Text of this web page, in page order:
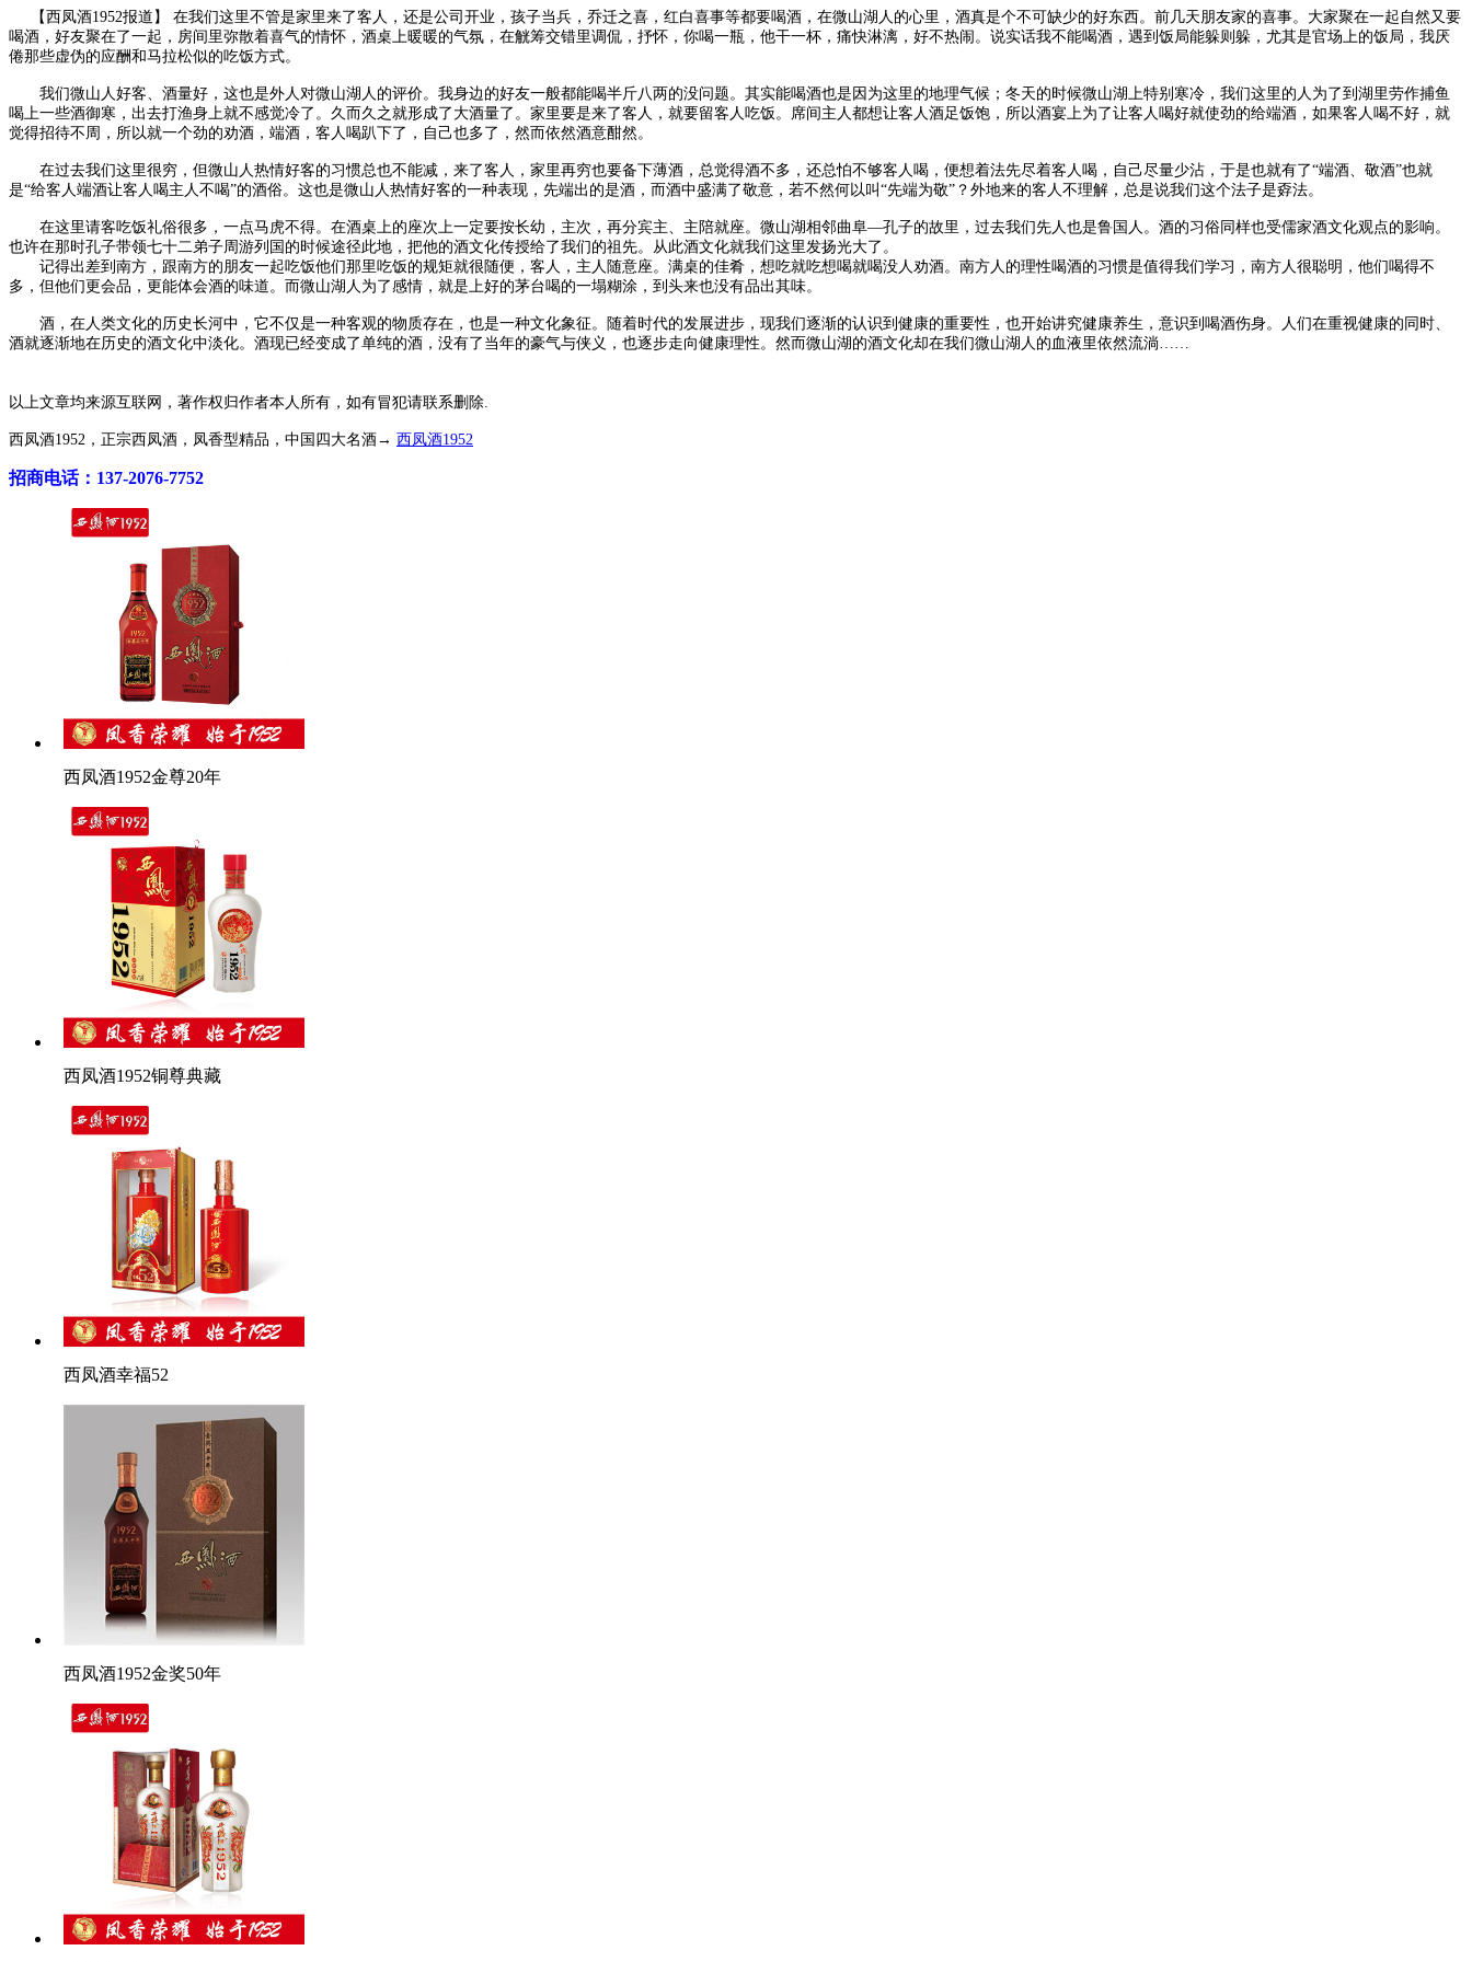
【西凤酒1952报道】 在我们这里不管是家里来了客人，还是公司开业，孩子当兵，乔迁之喜，红白喜事等都要喝酒，在微山湖人的心里，酒真是个不可缺少的好东西。前几天朋友家的喜事。大家聚在一起自然又要
喝酒，好友聚在了一起，房间里弥散着喜气的情怀，酒桌上暖暖的气氛，在觥筹交错里调侃，抒怀，你喝一瓶，他干一杯，痛快淋漓，好不热闹。说实话我不能喝酒，遇到饭局能躲则躲，尤其是官场上的饭局，我厌
倦那些虚伪的应酬和马拉松似的吃饭方式。
我们微山人好客、酒量好，这也是外人对微山湖人的评价。我身边的好友一般都能喝半斤八两的没问题。其实能喝酒也是因为这里的地理气候；冬天的时候微山湖上特别寒冷，我们这里的人为了到湖里劳作捕鱼
喝上一些酒御寒，出去打渔身上就不感觉冷了。久而久之就形成了大酒量了。家里要是来了客人，就要留客人吃饭。席间主人都想让客人酒足饭饱，所以酒宴上为了让客人喝好就使劲的给端酒，如果客人喝不好，就
觉得招待不周，所以就一个劲的劝酒，端酒，客人喝趴下了，自己也多了，然而依然酒意酣然。
在过去我们这里很穷，但微山人热情好客的习惯总也不能减，来了客人，家里再穷也要备下薄酒，总觉得酒不多，还总怕不够客人喝，便想着法先尽着客人喝，自己尽量少沾，于是也就有了“端酒、敬酒”也就
是“给客人端酒让客人喝主人不喝”的酒俗。这也是微山人热情好客的一种表现，先端出的是酒，而酒中盛满了敬意，若不然何以叫“先端为敬”？外地来的客人不理解，总是说我们这个法子是孬法。
在这里请客吃饭礼俗很多，一点马虎不得。在酒桌上的座次上一定要按长幼，主次，再分宾主、主陪就座。微山湖相邻曲阜—孔子的故里，过去我们先人也是鲁国人。酒的习俗同样也受儒家酒文化观点的影响。
也许在那时孔子带领七十二弟子周游列国的时候途径此地，把他的酒文化传授给了我们的祖先。从此酒文化就我们这里发扬光大了。
记得出差到南方，跟南方的朋友一起吃饭他们那里吃饭的规矩就很随便，客人，主人随意座。满桌的佳肴，想吃就吃想喝就喝没人劝酒。南方人的理性喝酒的习惯是值得我们学习，南方人很聪明，他们喝得不
多，但他们更会品，更能体会酒的味道。而微山湖人为了感情，就是上好的茅台喝的一塌糊涂，到头来也没有品出其味。
酒，在人类文化的历史长河中，它不仅是一种客观的物质存在，也是一种文化象征。随着时代的发展进步，现我们逐渐的认识到健康的重要性，也开始讲究健康养生，意识到喝酒伤身。人们在重视健康的同时、
酒就逐渐地在历史的酒文化中淡化。酒现已经变成了单纯的酒，没有了当年的豪气与侠义，也逐步走向健康理性。然而微山湖的酒文化却在我们微山湖人的血液里依然流淌……
以上文章均来源互联网，著作权归作者本人所有，如有冒犯请联系删除.
西凤酒1952，正宗西凤酒，凤香型精品，中国四大名酒→ 西凤酒1952
招商电话：137-2076-7752
西凤酒1952金尊20年
西凤酒1952铜尊典藏
西凤酒幸福52
西凤酒1952金奖50年